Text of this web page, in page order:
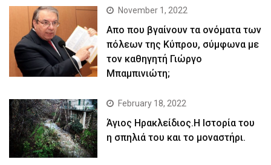
November 1, 2022
Απο που βγαίνουν τα ονόματα των
πόλεων της Κύπρου, σύμφωνα με
τον καθηγητή Γιώργο
Μπαμπινιώτη;
February 18, 2022
Άγιος Ηρακλείδιος.Η Ιστορία του
η σπηλιά του και το μοναστήρι.